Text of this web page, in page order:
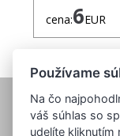
cena:6EUR
Používame
Na čo
váš súhlas so
udelíte kliknutím